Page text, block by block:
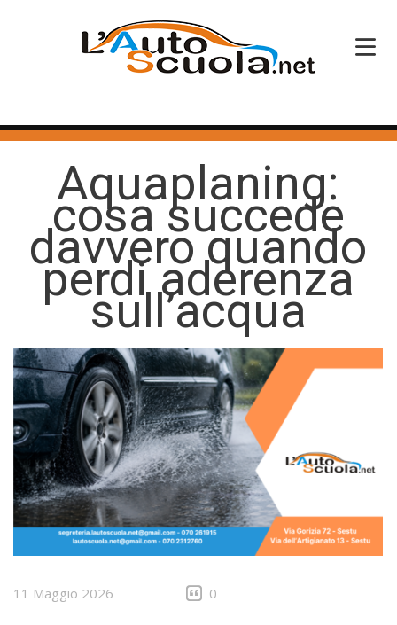
HOME
CORSI PATENTE
CORSI PROFESSIONALI
PERCHÉ SCEGLIERCI
CONTATTI
Aquaplaning:
cosa succede
davvero quando
perdi aderenza
sull’acqua
11 Maggio 2026 0